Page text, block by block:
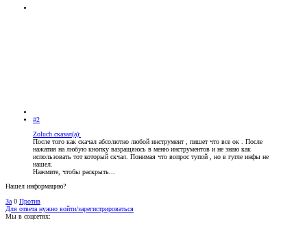
#2
Zoluch сказал(а):
После того как скачал абсолютно любой инструмент , пишет что все ок . После
нажатия на любую кнопку вазращяюсь в меню инструментов и не знаю как
использовать тот который скчал. Понимая что вопрос тупой , но в гугле инфы не
нашел.
Нажмите, чтобы раскрыть...
Нашел информацию?
За 0 Против
Для ответа нужно войти/зарегистрироваться
Мы в соцсетях: